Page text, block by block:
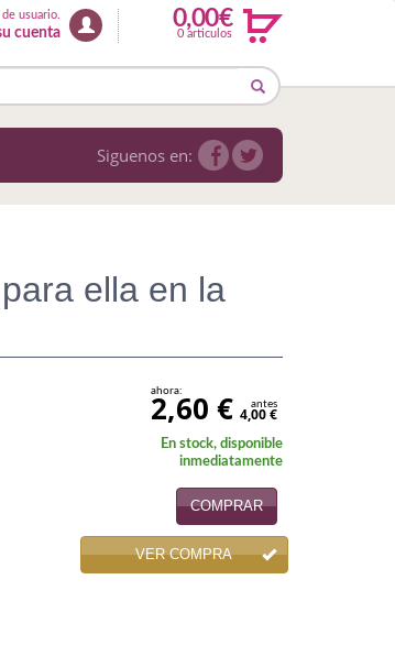
usuario.
cuenta
0,00€
0 articulos
Siguenos en:
ella en la
ahora:
2,60 € antes
4,00 €
En stock, disponible
inmediatamente
COMPRAR
VER COMPRA